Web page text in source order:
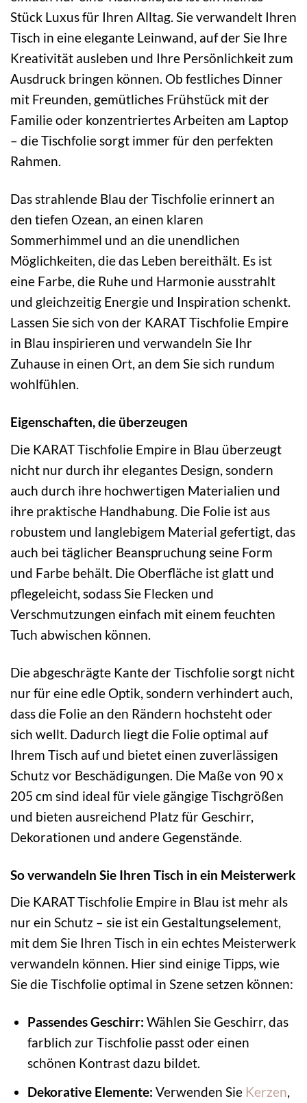
Stück Luxus für Ihren Alltag. Sie verwandelt Ihren
Tisch in eine elegante Leinwand, auf der Sie Ihre
Kreativität ausleben und Ihre Persönlichkeit zum
Ausdruck bringen können. Ob festliches Dinner
mit Freunden, gemütliches Frühstück mit der
Familie oder konzentriertes Arbeiten am Laptop
– die Tischfolie sorgt immer für den perfekten
Rahmen.
Das strahlende Blau der Tischfolie erinnert an
den tiefen Ozean, an einen klaren
Sommerhimmel und an die unendlichen
Möglichkeiten, die das Leben bereithält. Es ist
eine Farbe, die Ruhe und Harmonie ausstrahlt
und gleichzeitig Energie und Inspiration schenkt.
Lassen Sie sich von der KARAT Tischfolie Empire
in Blau inspirieren und verwandeln Sie Ihr
Zuhause in einen Ort, an dem Sie sich rundum
wohlfühlen.
Eigenschaften, die überzeugen
Die KARAT Tischfolie Empire in Blau überzeugt
nicht nur durch ihr elegantes Design, sondern
auch durch ihre hochwertigen Materialien und
ihre praktische Handhabung. Die Folie ist aus
robustem und langlebigem Material gefertigt, das
auch bei täglicher Beanspruchung seine Form
und Farbe behält. Die Oberfläche ist glatt und
pflegeleicht, sodass Sie Flecken und
Verschmutzungen einfach mit einem feuchten
Tuch abwischen können.
Die abgeschrägte Kante der Tischfolie sorgt nicht
nur für eine edle Optik, sondern verhindert auch,
dass die Folie an den Rändern hochsteht oder
sich wellt. Dadurch liegt die Folie optimal auf
Ihrem Tisch auf und bietet einen zuverlässigen
Schutz vor Beschädigungen. Die Maße von 90 x
205 cm sind ideal für viele gängige Tischgrößen
und bieten ausreichend Platz für Geschirr,
Dekorationen und andere Gegenstände.
So verwandeln Sie Ihren Tisch in ein Meisterwerk
Die KARAT Tischfolie Empire in Blau ist mehr als
nur ein Schutz – sie ist ein Gestaltungselement,
mit dem Sie Ihren Tisch in ein echtes Meisterwerk
verwandeln können. Hier sind einige Tipps, wie
Sie die Tischfolie optimal in Szene setzen können:
Passendes Geschirr: Wählen Sie Geschirr, das
farblich zur Tischfolie passt oder einen
schönen Kontrast dazu bildet.
Dekorative Elemente: Verwenden Sie Kerzen,